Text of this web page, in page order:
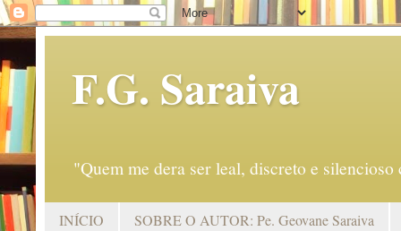
F.G. Saraiva
"Quem me dera ser leal, discreto e
INÍCIO SOBRE O AUTOR: Pe. Geovane Saraiva